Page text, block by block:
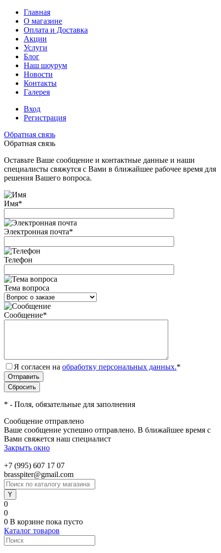
Главная
О магазине
Оплата и Доставка
Акции
Услуги
Блог
Наш шоурум
Новости
Контакты
Галерея
Вход
Регистрация
Обратная связь
Обратная связь
Оставьте Ваше сообщение и контактные данные и наши
специалисты свяжутся с Вами в ближайшее рабочее время для
решения Вашего вопроса.
Имя*
Электронная почта*
Телефон
Тема вопроса
Сообщение*
Я согласен на обработку персональных данных.*
* - Поля, обязательные для заполнения
Сообщение отправлено
Ваше сообщение успешно отправлено. В ближайшее время с
Вами свяжется наш специалист
Закрыть окно
+7 (995) 607 17 07
brasspiter@gmail.com
0
0
0 В корзине пока пусто
Каталог товаров